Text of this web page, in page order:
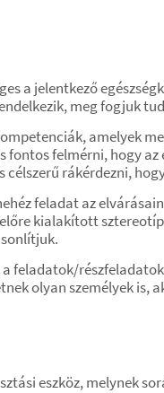
a jelentkező
meg fogjuk
amelyek
fontos felmérni, hogy
rákérdezni,
feladat az
kialakított
feladatok/
olyan személyek is,
eszköz, melynek